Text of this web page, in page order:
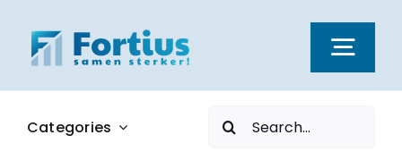
naar
inhoud
Kernwaarden
Categories
Zoeken
naar: